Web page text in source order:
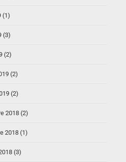
(1)
(3)
(2)
(2)
(2)
2018 (2)
2018 (1)
(3)